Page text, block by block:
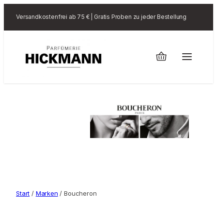
Versandkostenfrei ab 75 € | Gratis Proben zu jeder Bestellung
Start / Marken / Boucheron